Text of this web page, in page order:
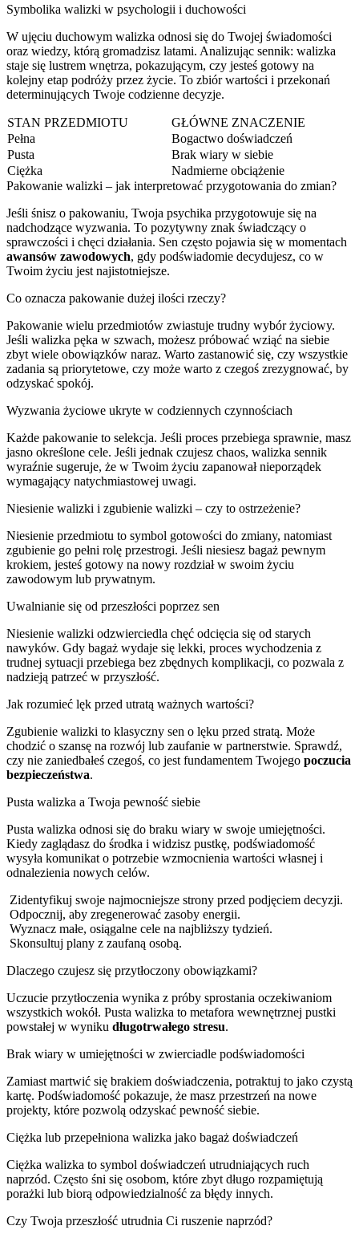
Symbolika walizki w psychologii i duchowości
W ujęciu duchowym walizka odnosi się do Twojej świadomości
oraz wiedzy, którą gromadzisz latami. Analizując sennik: walizka
staje się lustrem wnętrza, pokazującym, czy jesteś gotowy na
kolejny etap podróży przez życie. To zbiór wartości i przekonań
determinujących Twoje codzienne decyzje.
STAN PRZEDMIOTU
GŁÓWNE ZNACZENIE
Pełna
Bogactwo doświadczeń
Pusta
Brak wiary w siebie
Ciężka
Nadmierne obciążenie
Pakowanie walizki – jak interpretować przygotowania do zmian?
Jeśli śnisz o pakowaniu, Twoja psychika przygotowuje się na
nadchodzące wyzwania. To pozytywny znak świadczący o
sprawczości i chęci działania. Sen często pojawia się w momentach
awansów zawodowych, gdy podświadomie decydujesz, co w
Twoim życiu jest najistotniejsze.
Co oznacza pakowanie dużej ilości rzeczy?
Pakowanie wielu przedmiotów zwiastuje trudny wybór życiowy.
Jeśli walizka pęka w szwach, możesz próbować wziąć na siebie
zbyt wiele obowiązków naraz. Warto zastanowić się, czy wszystkie
zadania są priorytetowe, czy może warto z czegoś zrezygnować, by
odzyskać spokój.
Wyzwania życiowe ukryte w codziennych czynnościach
Każde pakowanie to selekcja. Jeśli proces przebiega sprawnie, masz
jasno określone cele. Jeśli jednak czujesz chaos, walizka sennik
wyraźnie sugeruje, że w Twoim życiu zapanował nieporządek
wymagający natychmiastowej uwagi.
Niesienie walizki i zgubienie walizki – czy to ostrzeżenie?
Niesienie przedmiotu to symbol gotowości do zmiany, natomiast
zgubienie go pełni rolę przestrogi. Jeśli niesiesz bagaż pewnym
krokiem, jesteś gotowy na nowy rozdział w swoim życiu
zawodowym lub prywatnym.
Uwalnianie się od przeszłości poprzez sen
Niesienie walizki odzwierciedla chęć odcięcia się od starych
nawyków. Gdy bagaż wydaje się lekki, proces wychodzenia z
trudnej sytuacji przebiega bez zbędnych komplikacji, co pozwala z
nadzieją patrzeć w przyszłość.
Jak rozumieć lęk przed utratą ważnych wartości?
Zgubienie walizki to klasyczny sen o lęku przed stratą. Może
chodzić o szansę na rozwój lub zaufanie w partnerstwie. Sprawdź,
czy nie zaniedbałeś czegoś, co jest fundamentem Twojego poczucia
bezpieczeństwa.
Pusta walizka a Twoja pewność siebie
Pusta walizka odnosi się do braku wiary w swoje umiejętności.
Kiedy zaglądasz do środka i widzisz pustkę, podświadomość
wysyła komunikat o potrzebie wzmocnienia wartości własnej i
odnalezienia nowych celów.
Zidentyfikuj swoje najmocniejsze strony przed podjęciem decyzji.
Odpocznij, aby zregenerować zasoby energii.
Wyznacz małe, osiągalne cele na najbliższy tydzień.
Skonsultuj plany z zaufaną osobą.
Dlaczego czujesz się przytłoczony obowiązkami?
Uczucie przytłoczenia wynika z próby sprostania oczekiwaniom
wszystkich wokół. Pusta walizka to metafora wewnętrznej pustki
powstałej w wyniku długotrwałego stresu.
Brak wiary w umiejętności w zwierciadle podświadomości
Zamiast martwić się brakiem doświadczenia, potraktuj to jako czystą
kartę. Podświadomość pokazuje, że masz przestrzeń na nowe
projekty, które pozwolą odzyskać pewność siebie.
Ciężka lub przepełniona walizka jako bagaż doświadczeń
Ciężka walizka to symbol doświadczeń utrudniających ruch
naprzód. Często śni się osobom, które zbyt długo rozpamiętują
porażki lub biorą odpowiedzialność za błędy innych.
Czy Twoja przeszłość utrudnia Ci ruszenie naprzód?